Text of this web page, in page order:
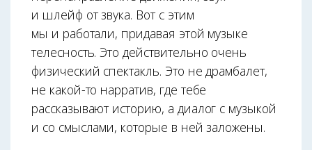
и шлейф от звука. Вот с этим
мы и работали, придавая этой музыке
телесность. Это действительно очень
физический спектакль. Это не драмбалет,
не какой-то нарратив, где тебе
рассказывают историю, а диалог с музыкой
и со смыслами, которые в ней заложены.